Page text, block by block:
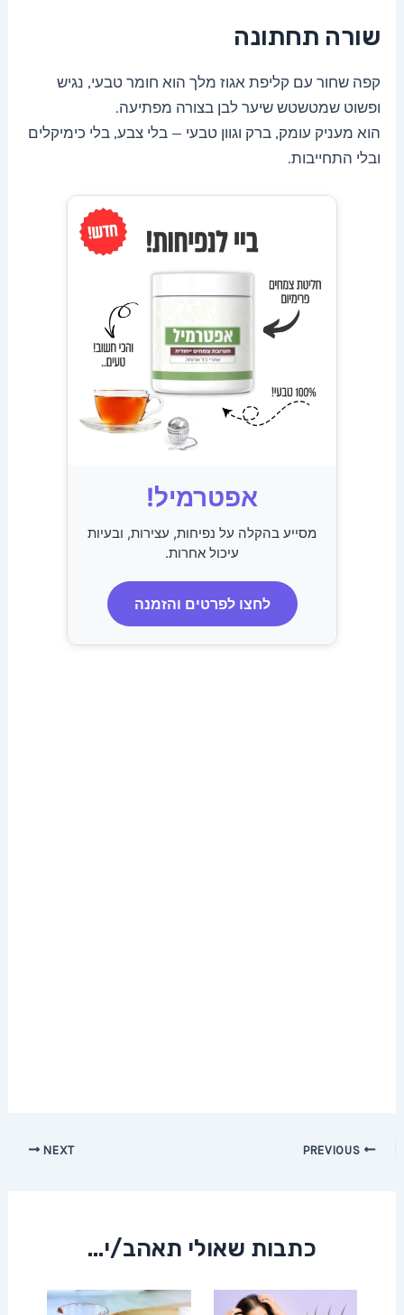
שורה תחתונה
קפה שחור עם קליפת אגוז מלך הוא חומר טבעי, נגיש
ופשוט שמטשטש שיער לבן בצורה מפתיעה.
הוא מעניק עומק, ברק וגוון טבעי — בלי צבע, בלי כימיקלים
ובלי התחייבות.
אפטרמיל!
מסייע בהקלה על נפיחות, עצירות, ובעיות
עיכול אחרות.
לחצו לפרטים והזמנה
Post
NEXT
כתבות שאולי תאהב/י...